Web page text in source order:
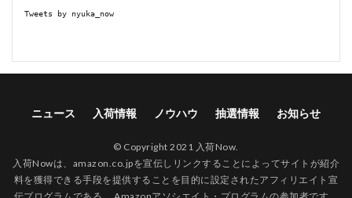
Tweets by nyuka_now
ニュース 入荷情報 ノウハウ 抽選情報 お知らせ
© Copyright 2021 入荷Now.
入荷Nowは、amazon.co.jpを宣伝しリンクすることによってサイトが紹介
料を獲得できる手段を提供することを目的に設定されたアフィリエイト宣
伝プログラムである、 Amazonアソシエイト・プログラムの参加者です。